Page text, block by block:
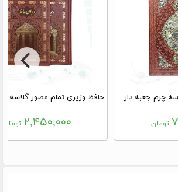
مثنوی معنوی رحلی گلاسه چرم جعبه دار پلاک فلزی طرح مس نفیس
تومان ۲,۴۵۰,۰۰۰ تومان